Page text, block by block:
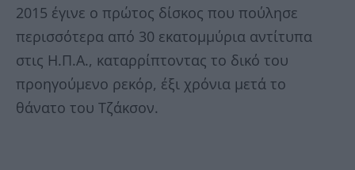
2015 έγινε ο πρώτος δίσκος που πούλησε
περισσότερα από 30 εκατομμύρια αντίτυπα
στις Η.Π.Α., καταρρίπτοντας το δικό του
προηγούμενο ρεκόρ, έξι χρόνια μετά το
θάνατο του Τζάκσον.